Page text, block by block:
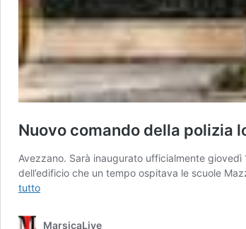
Nuovo comando della polizia
Avezzano. Sarà inaugurato ufficialmente
dell’edificio che un tempo ospitava le scuole
tuttoNuovo
MarsicaLive